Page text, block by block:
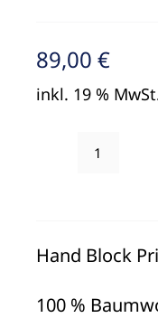
89,00 €
inkl. 19 %
Tischdecke
Nude"
Hand Block
100 %